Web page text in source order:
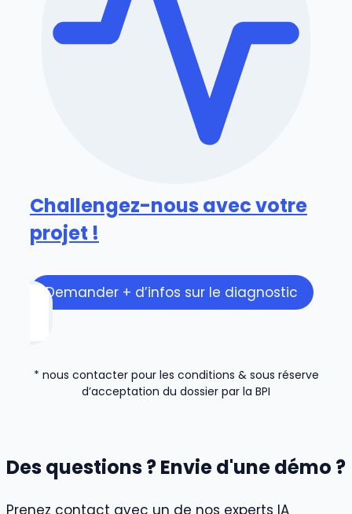
Challengez-nous avec votre
projet !
Demander + d’infos sur le diagnostic
* nous contacter pour les conditions & sous réserve
d’acceptation du dossier par la BPI
Des questions ? Envie d'une démo ?
Prenez contact avec un de nos experts IA